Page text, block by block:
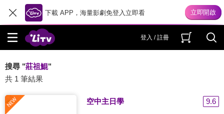
下載 APP，海量影劇免登入立即看
登入 / 註冊
搜尋 "莊祖鯤"
共 1 筆結果
空中主日學 9.6